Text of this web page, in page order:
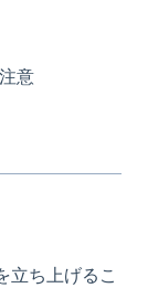
意
立ち上げるこ